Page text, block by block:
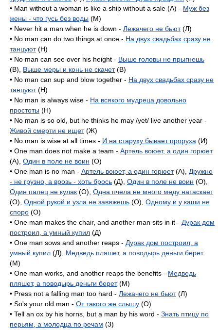
• Man without a woman is like a ship without a sale (A) - Муж без
жены - что гусь без воды (M)
• Never hit a man when he is down - Лежачего не бьют(Л)
• No man can do two things at once - На двух свадьбах сразу не
танцуют(H)
• No man can see over his height - Выше головы не прыгнешь
(B), Выше меры и конь не скачет(B)
• No man can sup and blow together - На двух свадьбах сразу не
танцуют(H)
• No man is always wise - На всякого мудреца довольно
простоты (H)
• No man is so old, but he thinks he may /yet/ live another year -
Живой смерти не ищет(Ж)
• No man is wise at all times - И на старуху бывает проруха (И)
• One man does not make a team - Артель воюет, а один горюет
(A), Один в поле не воин (O)
• One man is no man - Артель воюет, а один горюет(A), Дружно
- не грузно, а врозь - хоть брось (Д), Один в поле не воин (O),
Один палец не кулак (O), Одна пчела не много меду натаскает
(O), Одной рукой и узла не завяжешь (O), Одному и у каши не
споро (O)
• One man makes the chair, and another man sits in it - Дурак дом
построил, а умный купил (Д)
• One man sows and another reaps - Дурак дом построил, а
умный купил (Д), Медведь пляшет, а поводырь деньги берет
(M)
• One man works, and another reaps the benefits - Медведь
пляшет, а поводырь деньги берет(M)
• Press not a falling man too hard - Лежачего не бьют(Л)
• So's your old man - От такого же слышу (O)
• Tell an ox by his horns, but a man by his word - Знать птицу по
перьям, а молодца по речам (3)